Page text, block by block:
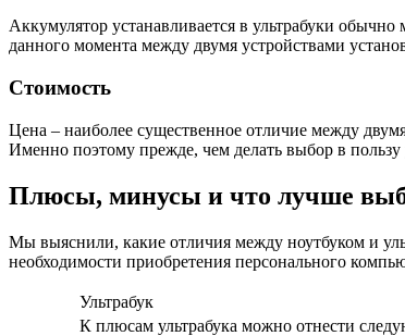
Аккумулятор устанавливается в ультрабуки
данного момента между двумя устройствами
Стоимость
Цена – наиболее существенное отличие между
Именно поэтому прежде, чем делать выбор в пользу
Плюсы, минусы и что лучше
Мы выяснили, какие отличия между ноутбуком и
необходимости приобретения персонального
Ультрабук
К плюсам ультрабука можно отнести